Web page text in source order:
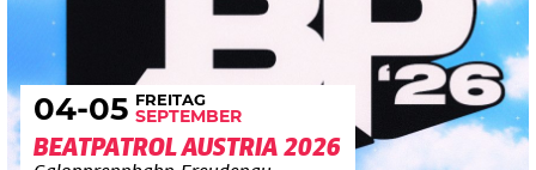
04-05 FREITAG
SEPTEMBER
BEATPATROL AUSTRIA 2026